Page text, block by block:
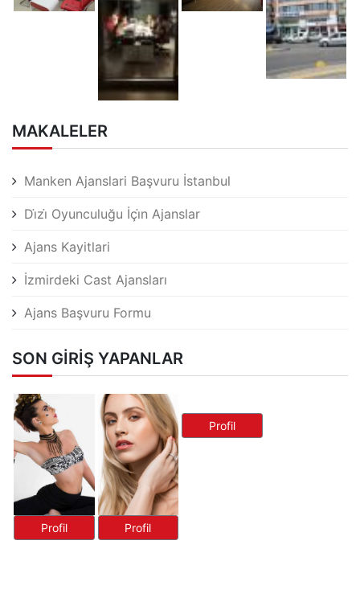
MAKALELER
Manken Ajanslari Başvuru İstanbul
Di̇zi̇ Oyunculuğu İçi̇n Ajanslar
Ajans Kayitlari
İzmirdeki Cast Ajansları
Ajans Başvuru Formu
SON GIRIŞ YAPANLAR
Profil Profil
Profil